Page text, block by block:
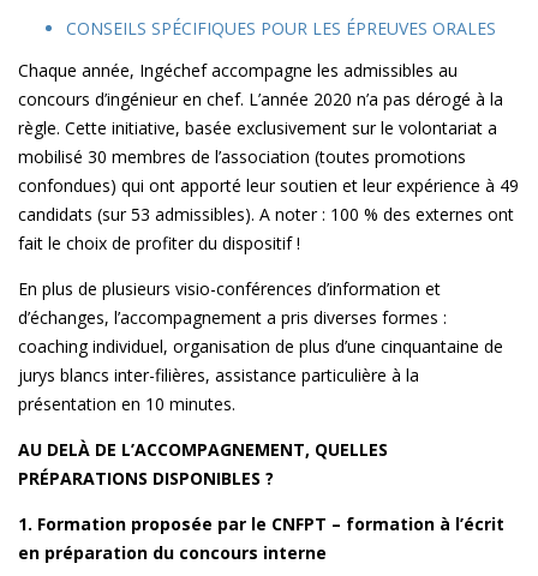
CONSEILS SPÉCIFIQUES POUR LES ÉPREUVES ORALES
Chaque année, Ingéchef accompagne les admissibles au
concours d’ingénieur en chef. L’année 2020 n’a pas dérogé à la
règle. Cette initiative, basée exclusivement sur le volontariat a
mobilisé 30 membres de l’association (toutes promotions
confondues) qui ont apporté leur soutien et leur expérience à 49
candidats (sur 53 admissibles). A noter : 100 % des externes ont
fait le choix de profiter du dispositif !
En plus de plusieurs visio-conférences d’information et
d’échanges, l’accompagnement a pris diverses formes :
coaching individuel, organisation de plus d’une cinquantaine de
jurys blancs inter-filières, assistance particulière à la
présentation en 10 minutes.
AU DELÀ DE L’ACCOMPAGNEMENT, QUELLES
PRÉPARATIONS DISPONIBLES ?
1. Formation proposée par le CNFPT – formation à l’écrit
en préparation du concours interne